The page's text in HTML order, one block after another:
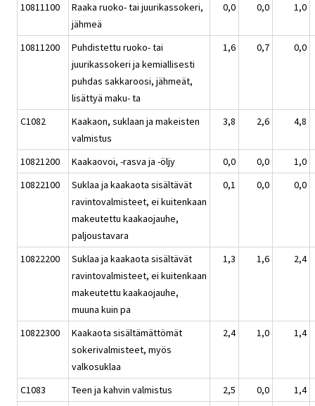
10811100
Raaka ruoko- tai juurikassokeri,
jähmeä
0,0 0,0 1,0
10811200
Puhdistettu ruoko- tai
juurikassokeri ja kemiallisesti
puhdas sakkaroosi, jähmeät,
lisättyä maku- ta
1,6 0,7 0,0
C1082
Kaakaon, suklaan ja makeisten
valmistus
3,8 2,6 4,8
10821200 Kaakaovoi, -rasva ja -öljy 0,0 0,0
1,0
10822100
Suklaa ja kaakaota sisältävät
ravintovalmisteet, ei kuitenkaan
makeutettu kaakaojauhe,
paljoustavara
0,1 0,0 0,0
10822200
Suklaa ja kaakaota sisältävät
ravintovalmisteet, ei kuitenkaan
makeutettu kaakaojauhe,
muuna kuin pa
1,3 1,6 2,4
10822300
Kaakaota sisältämättömät
sokerivalmisteet, myös
valkosuklaa
2,4 1,0 1,4
C1083 Teen ja kahvin valmistus 2,5 0,0
1,4